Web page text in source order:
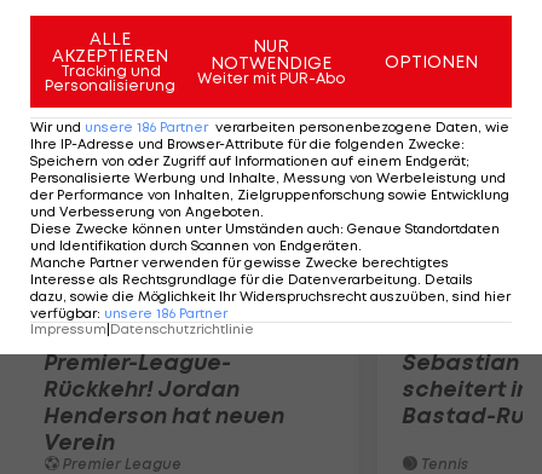
Sportschiedsgericht.
Mehr zum Thema
Premier-League-
Rückkehr! Jordan
Henderson hat neuen
Verein
Premier League
Sebastian
scheitert in
Bastad-
Tennis
ALLE
AKZEPTIEREN
Tracking und
Personalisierung
NUR
NOTWENDIGE
Weiter mit PUR-Abo
OPTIONEN
Wir und unsere 186 Partner verarbeiten personenbezogene Daten, wie
Ihre IP-Adresse und Browser-Attribute für die folgenden Zwecke:
Speichern von oder Zugriff auf Informationen auf einem Endgerät;
Personalisierte Werbung und Inhalte, Messung von Werbeleistung und
der Performance von Inhalten, Zielgruppenforschung sowie Entwicklung
und Verbesserung von Angeboten.
Diese Zwecke können unter Umständen auch: Genaue Standortdaten
und Identifikation durch Scannen von Endgeräten.
Manche Partner verwenden für gewisse Zwecke berechtigtes
Interesse als Rechtsgrundlage für die Datenverarbeitung. Details
dazu, sowie die Möglichkeit Ihr Widerspruchsrecht auszuüben, sind hier
verfügbar: unsere 186 Partner
Impressum Datenschutzrichtlinie